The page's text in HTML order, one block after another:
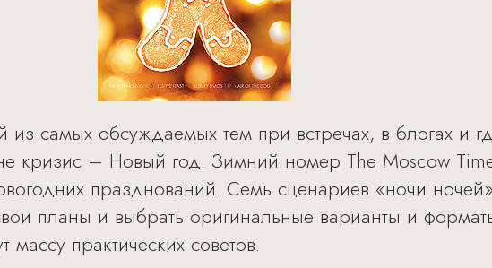
самых обсуждаемых тем при встречах, в блогах и
кризис – Новый год. Зимний номер The Moscow
празднований. Семь сценариев «ночи
планы и выбрать оригинальные варианты и
практических советов.